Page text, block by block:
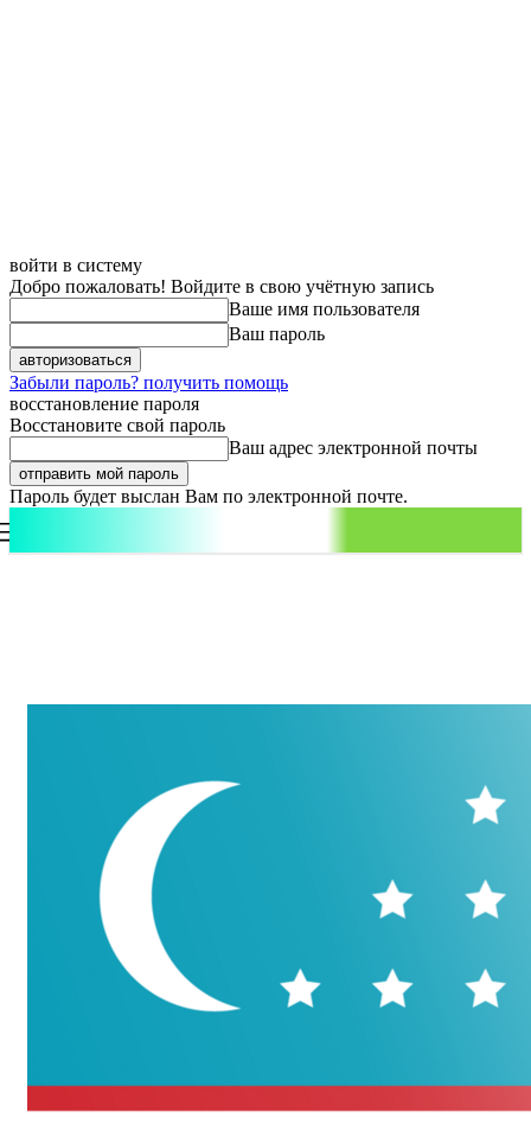
войти в систему
Добро пожаловать! Войдите в свою учётную запись
Ваше имя пользователя
Ваш пароль
Забыли пароль? получить помощь
восстановление пароля
Восстановите свой пароль
Ваш адрес электронной почты
Пароль будет выслан Вам по электронной почте.